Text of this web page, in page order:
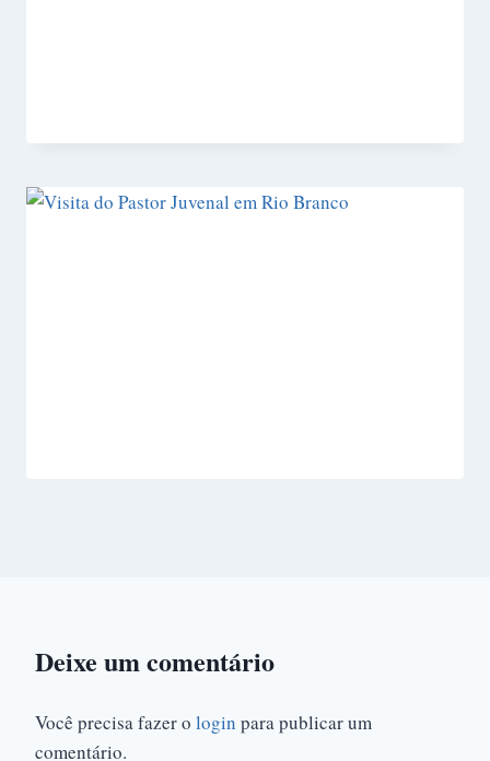
Deixe um comentário
Você precisa fazer o login para publicar um
comentário.